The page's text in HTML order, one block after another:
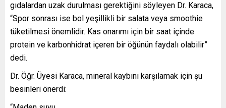
gıdalardan uzak durulması gerektiğini söyleyen Dr. Karaca,
“Spor sonrası ise bol yeşillikli bir salata veya smoothie
tüketilmesi önemlidir. Kas onarımı için bir saat içinde
protein ve karbonhidrat içeren bir öğünün faydalı olabilir”
dedi.
Dr. Öğr. Üyesi Karaca, mineral kaybını karşılamak için şu
besinleri önerdi: